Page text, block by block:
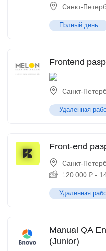
Санкт-
Полный день
Frontend
Санкт-
Удаленная
Front-end
Санкт-
120 000 ₽ -
Удаленная
Manual QA
(Junior)